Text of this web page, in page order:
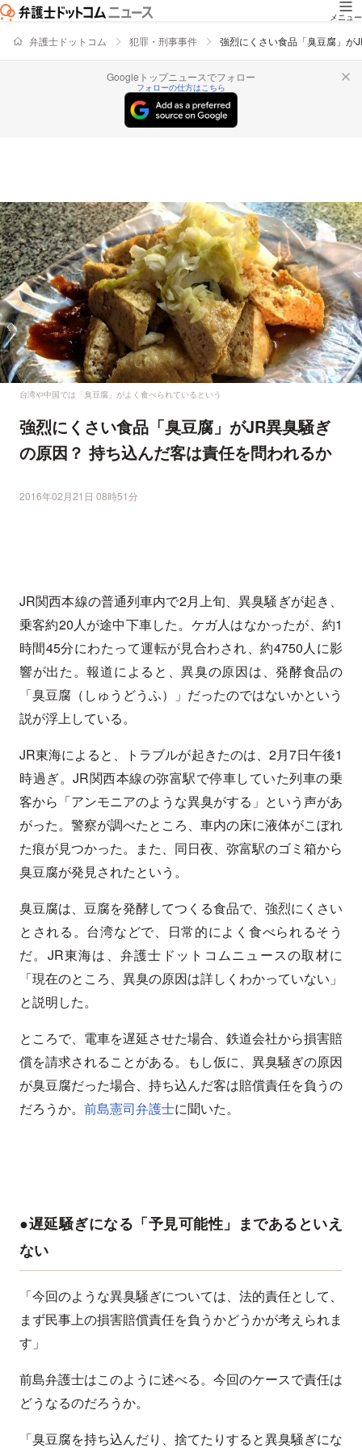
メニュー
弁護士ドットコム 犯罪・刑事事件 強烈にくさい食品「臭豆腐」が
Googleトップニュースでフォロー
フォローの仕方はこちら
台湾や中国では「臭豆腐」がよく食べられているという
強烈にくさい食品「臭豆腐」がJR異臭騒ぎ
の原因？ 持ち込んだ客は責任を問われるか
2016年02月21日 08時51分
JR関西本線の普通列車内で2月上旬、異臭騒ぎが起き、
乗客約20人が途中下車した。ケガ人はなかったが、約1
時間45分にわたって運転が見合わされ、約4750人に影
響が出た。報道によると、異臭の原因は、発酵食品の
「臭豆腐（しゅうどうふ）」だったのではないかという
説が浮上している。
JR東海によると、トラブルが起きたのは、2月7日午後1
時過ぎ。JR関西本線の弥富駅で停車していた列車の乗
客から「アンモニアのような異臭がする」という声があ
がった。警察が調べたところ、車内の床に液体がこぼれ
た痕が見つかった。また、同日夜、弥富駅のゴミ箱から
臭豆腐が発見されたという。
臭豆腐は、豆腐を発酵してつくる食品で、強烈にくさい
とされる。台湾などで、日常的によく食べられるそう
だ。JR東海は、弁護士ドットコムニュースの取材に
「現在のところ、異臭の原因は詳しくわかっていない」
と説明した。
ところで、電車を遅延させた場合、鉄道会社から損害賠
償を請求されることがある。もし仮に、異臭騒ぎの原因
が臭豆腐だった場合、持ち込んだ客は賠償責任を負うの
だろうか。 前島憲司弁護士に聞いた。
●遅延騒ぎになる「予見可能性」まであるといえ
ない
「今回のような異臭騒ぎについては、法的責任として、
まず民事上の損害賠償責任を負うかどうかが考えられま
す」
前島弁護士はこのように述べる。今回のケースで責任は
どうなるのだろうか。
「臭豆腐を持ち込んだり、捨てたりすると異臭騒ぎにな